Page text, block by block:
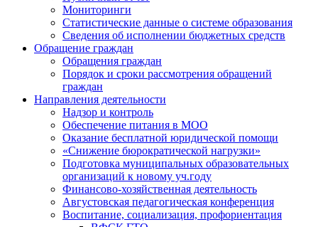
Мониторинги
Статистические данные о системе образования
Сведения об исполнении бюджетных средств
Обращение граждан
Обращения граждан
Порядок и сроки рассмотрения обращений
граждан
Направления деятельности
Надзор и контроль
Обеспечение питания в МОО
Оказание бесплатной юридической помощи
«Снижение бюрократической нагрузки»
Подготовка муниципальных образовательных
организаций к новому уч.году
Финансово-хозяйственная деятельность
Августовская педагогическая конференция
Воспитание, социализация, профориентация